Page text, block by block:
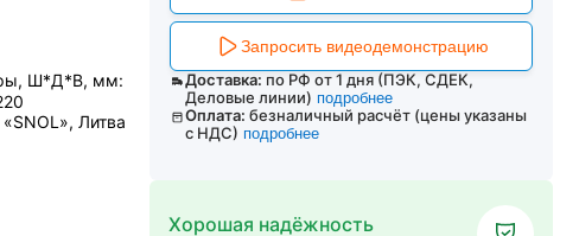
Ш*Д*В, мм:
«SNOL», Литва
Запросить видеодемонстрацию
Доставка: по РФ от 1 дня (ПЭК, СДЕК,
Деловые линии) подробнее
Оплата: безналичный расчёт (цены указаны
с НДС) подробнее
Хорошая надёжность